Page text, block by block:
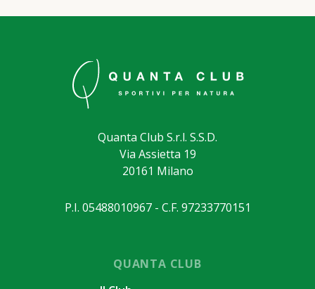
Quanta Club S.r.l. S.S.D.
Via Assietta 19
20161 Milano
P.I. 05488010967 - C.F. 97233770151
QUANTA CLUB